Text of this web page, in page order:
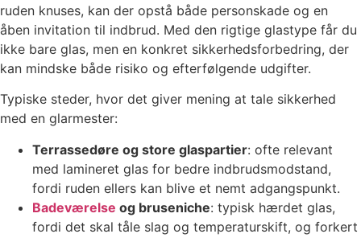
ruden knuses, kan der opstå både personskade og en
åben invitation til indbrud. Med den rigtige glastype får du
ikke bare glas, men en konkret sikkerhedsforbedring, der
kan mindske både risiko og efterfølgende udgifter.
Typiske steder, hvor det giver mening at tale sikkerhed
med en glarmester:
Terrassedøre og store glaspartier: ofte relevant
med lamineret glas for bedre indbrudsmodstand,
fordi ruden ellers kan blive et nemt adgangspunkt.
Badeværelse og bruseniche: typisk hærdet glas,
fordi det skal tåle slag og temperaturskift, og forkert